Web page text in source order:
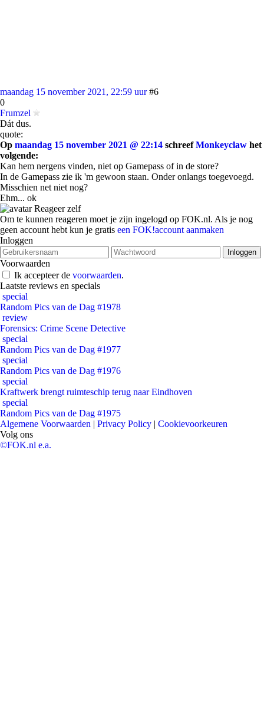
maandag 15 november 2021, 22:59 uur #6
0
Frumzel
Dát dus.
quote:
Op maandag 15 november 2021 @ 22:14 schreefMonkeyclaw het
volgende:
Kan hem nergens vinden, niet op Gamepass of in de store?
In de Gamepass zie ik 'm gewoon staan. Onder onlangs toegevoegd.
Misschien net niet nog?
Ehm... ok
Reageer zelf
Om te kunnen reageren moet je zijn ingelogd op FOK.nl. Als je nog
geen account hebt kun je gratis een FOK!account aanmaken
Inloggen
Voorwaarden
Ik accepteer de voorwaarden.
Laatste reviews en specials
special
Random Pics van de Dag #1978
review
Forensics: Crime Scene Detective
special
Random Pics van de Dag #1977
special
Random Pics van de Dag #1976
special
Kraftwerk brengt ruimteschip terug naar Eindhoven
special
Random Pics van de Dag #1975
Algemene Voorwaarden | Privacy Policy | Cookievoorkeuren
Volg ons
©FOK.nl e.a.